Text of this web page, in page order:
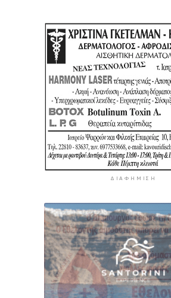
ΔΙΑΦΉΜΙΣΗ